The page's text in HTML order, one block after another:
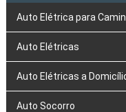
Auto Elétrica para
Auto Elétricas
Auto Elétricas a
Auto Socorro